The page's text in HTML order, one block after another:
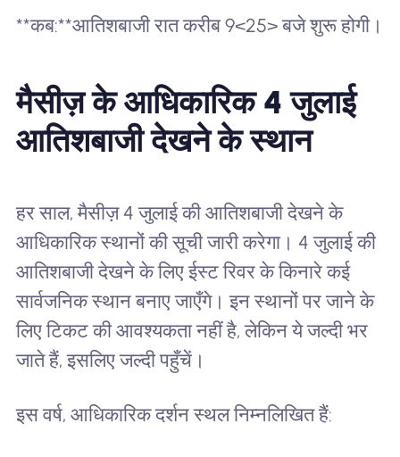
**कब:**आतिशबाजी रात करीब 9<25> बजे शुरू होगी।
मैसीज़ के आधिकारिक 4 जुलाई
आतिशबाजी देखने के स्थान
हर साल, मैसीज़ 4 जुलाई की आतिशबाजी देखने के
आधिकारिक स्थानों की सूची जारी करेगा। 4 जुलाई की
आतिशबाजी देखने के लिए ईस्ट रिवर के किनारे कई
सार्वजनिक स्थान बनाए जाएँगे। इन स्थानों पर जाने के
लिए टिकट की आवश्यकता नहीं है, लेकिन ये जल्दी भर
जाते हैं, इसलिए जल्दी पहुँचें।
इस वर्ष, आधिकारिक दर्शन स्थल निम्नलिखित हैं: